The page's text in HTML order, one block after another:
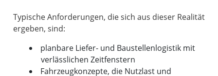
Typische Anforderungen, die sich aus dieser Realität
planbare Liefer- und Baustellenlogistik mit
verlässlichen Zeitfenstern
Fahrzeugkonzepte, die Nutzlast und